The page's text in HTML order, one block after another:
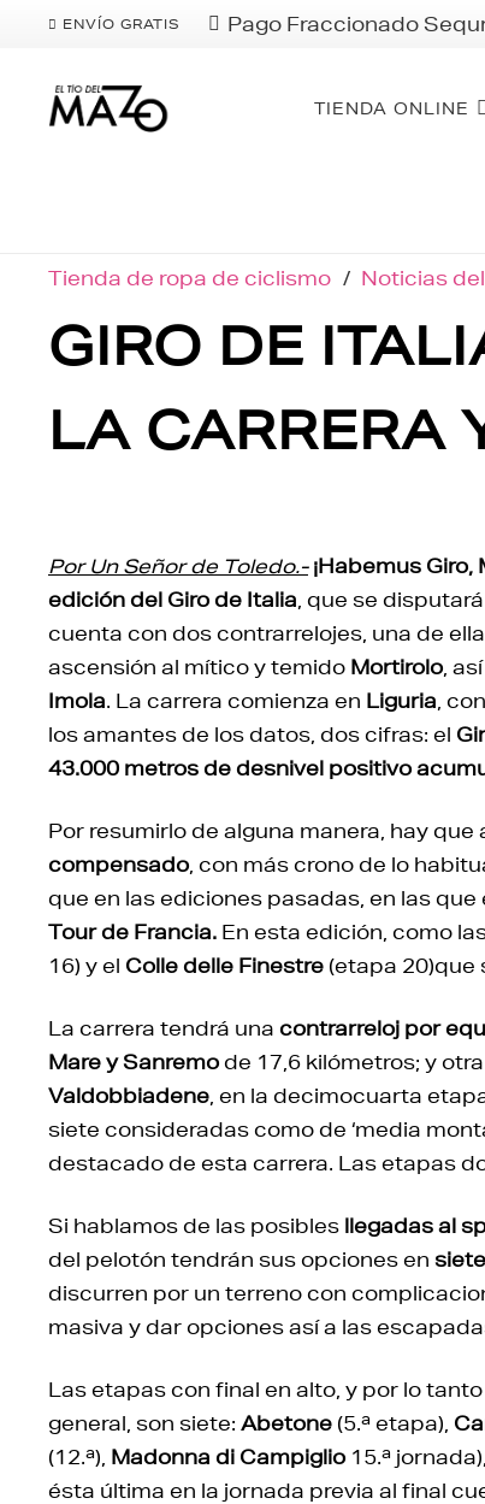
ENVÍO GRATIS Pago Fraccionado
TIENDA ONLINE
Tienda de ropa de ciclismo / Noticias
GIRO DE
LA CARRERA
Por Un Señor de Toledo.-¡Habemus Giro,
edición del Giro de Italia , que se
cuenta con dos contrarrelojes, una de
ascensión al mítico y temido Mortirolo ,
Imola. La carrera comienza en Liguria ,
los amantes de los datos, dos cifras: el
43.000 metros de desnivel positivo
Por resumirlo de alguna manera, hay
compensado , con más crono de lo
que en las ediciones pasadas, en las
Tour de Francia. En esta edición, como
16) y el Colle delle Finestre (etapa 20)que
La carrera tendrá una contrarreloj por
Mare y Sanremode 17,6 kilómetros; y
Valdobbiadene , en la decimocuarta
siete consideradas como de ‘media
destacado de esta carrera. Las etapas
Si hablamos de las posibles llegadas al
del pelotón tendrán sus opciones en
discurren por un terreno con
masiva y dar opciones así a las
Las etapas con final en alto, y por lo
general, son siete: Abetone (5.ª etapa),
(12.ª), Madonna di Campiglio 15.ª jornada),
ésta última en la jornada previa al final